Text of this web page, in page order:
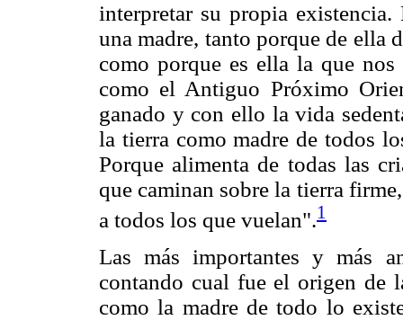
interpretar su propia
una madre, tanto porque de ella
como porque es ella la que
como el Antiguo Próximo
ganado y con ello la vida
la tierra como madre de todos
Porque alimenta de todas las
que caminan sobre la tierra
a todos los que vuelan".1
Las más importantes y más
contando cual fue el origen de
como la madre de todo lo